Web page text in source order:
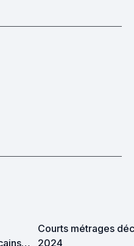
Courts métrages
2024